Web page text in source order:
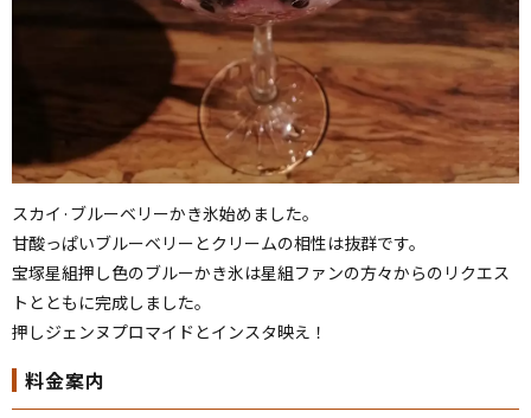
スカイ·ブルーベリーかき氷始めました。
甘酸っぱいブルーベリーとクリームの相性は抜群です。
宝塚星組押し色のブルーかき氷は星組ファンの方々からのリクエス
トとともに完成しました。
押しジェンヌプロマイドとインスタ映え！
料金案内